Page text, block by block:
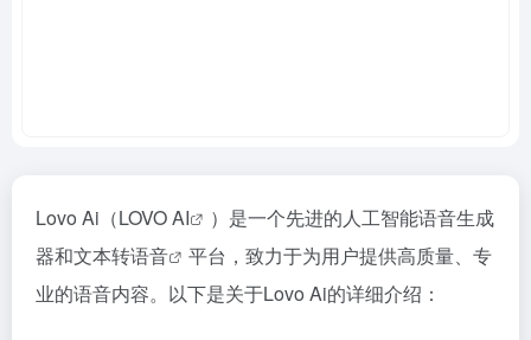
Lovo Ai（LOVO AI
）是一个先进的人工智能语音生成
器和文本转语音
平台，致力于为用户提供高质量、专
业的语音内容。以下是关于Lovo Ai的详细介绍：